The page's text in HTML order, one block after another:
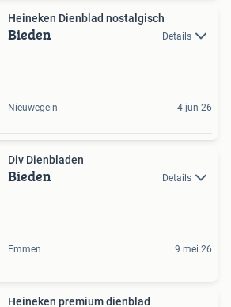
Heineken Dienblad nostalgisch
Bieden Details
Nieuwegein 4 jun 26
Div Dienbladen
Bieden Details
Emmen 9 mei 26
Heineken premium dienblad